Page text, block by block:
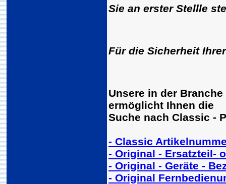
Sie an erster Stellle
Für die Sicherheit
Unsere in der
ermöglicht Ihnen die
Suche nach Classic -
- Classic
- Original - Ersatzteil-
- Original - Geräte -
- Original